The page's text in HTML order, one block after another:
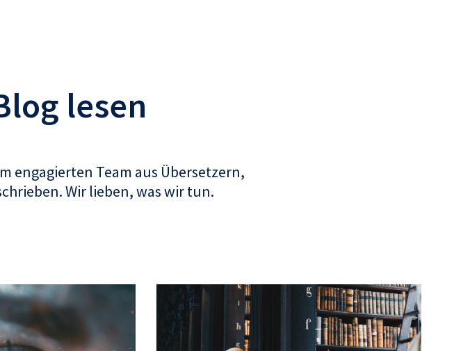
lesen
engagierten Team aus Übersetzern,
Wir lieben, was wir tun.